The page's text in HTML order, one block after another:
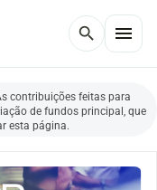
search menu
contribuições feitas para
de fundos principal, que
esta página.